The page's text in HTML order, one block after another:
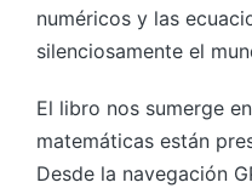
numéricos y las
silenciosamente el
El libro nos sumerge
matemáticas están
Desde la navegación